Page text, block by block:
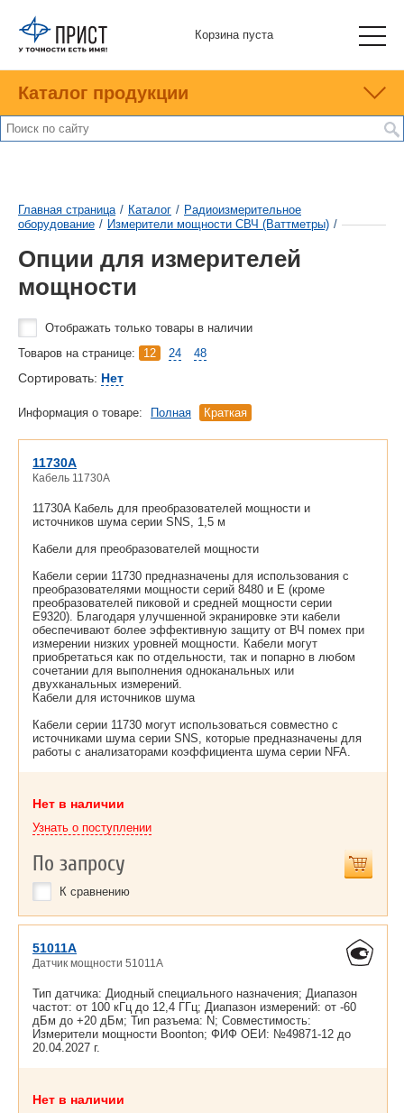
Корзина пуста
Каталог продукции
Главная страница / Каталог / Радиоизмерительное
оборудование / Измерители мощности СВЧ (Ваттметры) /
Опции для измерителей
мощности
Отображать только товары в наличии
Товаров на странице:
12 24 48
Сортировать: Нет
Информация о товаре: Полная Краткая
11730A
Кабель 11730A
11730A Кабель для преобразователей мощности и
источников шума серии SNS, 1,5 м
Кабели для преобразователей мощности
Кабели серии 11730 предназначены для использования с
преобразователями мощности серий 8480 и E (кроме
преобразователей пиковой и средней мощности серии
E9320). Благодаря улучшенной экранировке эти кабели
обеспечивают более эффективную защиту от ВЧ помех при
измерении низких уровней мощности. Кабели могут
приобретаться как по отдельности, так и попарно в любом
сочетании для выполнения одноканальных или
двухканальных измерений.
Кабели для источников шума
Кабели серии 11730 могут использоваться совместно с
источниками шума серии SNS, которые предназначены для
работы с анализаторами коэффициента шума серии NFA.
Нет в наличии
Узнать о поступлении
По запросу
К сравнению
51011A
Датчик мощности 51011A
Тип датчика: Диодный специального назначения; Диапазон
частот: от 100 кГц до 12,4 ГГц; Диапазон измерений: от -60
дБм до +20 дБм; Тип разъема: N; Совместимость:
Измерители мощности Boonton; ФИФ ОЕИ: №49871-12 до
20.04.2027 г.
Нет в наличии